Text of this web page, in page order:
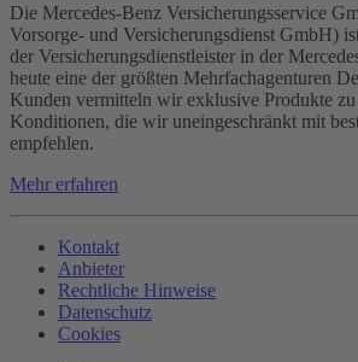
Die Mercedes-Benz Versicherungsservice
Vorsorge- und Versicherungsdienst GmbH)
der Versicherungsdienstleister in der
heute eine der größten Mehrfachagenturen
Kunden vermitteln wir exklusive Produkte
Konditionen, die wir uneingeschränkt mit
empfehlen.
Mehr erfahren
Kontakt
Anbieter
Rechtliche Hinweise
Datenschutz
Cookies